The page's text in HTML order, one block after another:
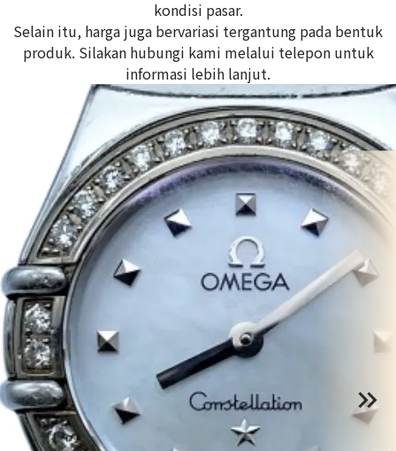
kondisi pasar.
Selain itu, harga juga bervariasi tergantung pada bentuk
produk. Silakan hubungi kami melalui telepon untuk
informasi lebih lanjut.